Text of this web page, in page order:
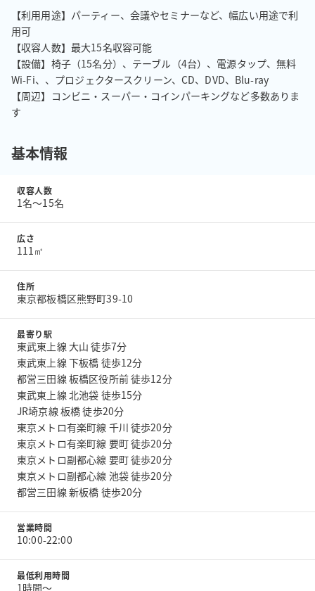
【利用用途】パーティー、会議やセミナーなど、幅広い用途で利
用可
【収容人数】最大15名収容可能
【設備】椅子（15名分）、テーブル（4台）、電源タップ、無料
Wi-Fi、、プロジェクタースクリーン、CD、DVD、Blu-ray
【周辺】コンビニ・スーパー・コインパーキングなど多数ありま
す
基本情報
収容人数
1名〜15名
広さ
111㎡
住所
東京都板橋区熊野町39-10
最寄り駅
東武東上線 大山 徒歩7分
東武東上線 下板橋 徒歩12分
都営三田線 板橋区役所前 徒歩12分
東武東上線 北池袋 徒歩15分
JR埼京線 板橋 徒歩20分
東京メトロ有楽町線 千川 徒歩20分
東京メトロ有楽町線 要町 徒歩20分
東京メトロ副都心線 要町 徒歩20分
東京メトロ副都心線 池袋 徒歩20分
都営三田線 新板橋 徒歩20分
営業時間
10:00-22:00
最低利用時間
1時間〜